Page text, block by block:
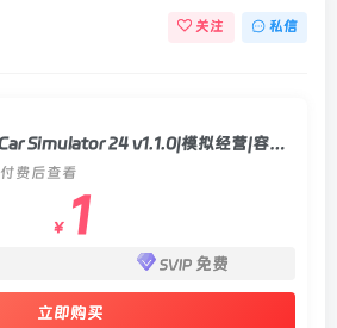
关注 私信
租车模拟24/Rent A Car Simulator 24 v1.1.0|模拟经营|容量4.5GB|官方中文版
费后查看
￥ 1
SVIP 免费
立即购买